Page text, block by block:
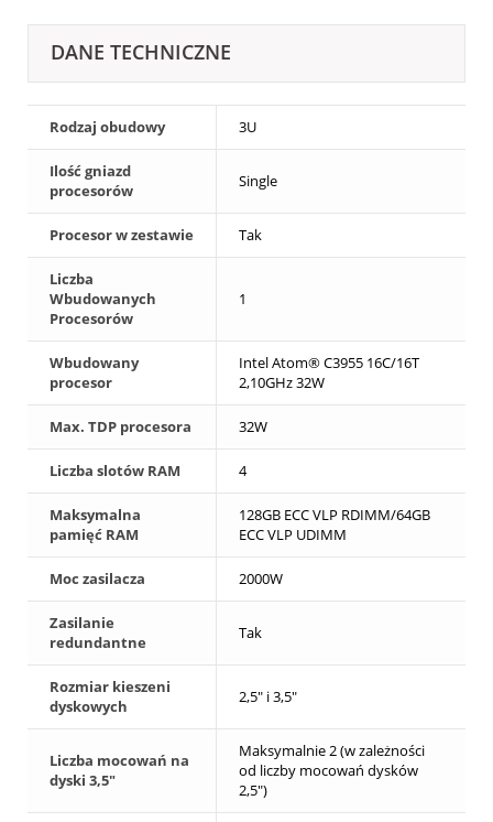
DANE TECHNICZNE
Rodzaj obudowy 3U
Ilość gniazd
procesorów
Single
Procesor w zestawie Tak
Liczba
Wbudowanych
Procesorów
1
Wbudowany
procesor
Intel Atom® C3955 16C/16T
2,10GHz 32W
Max. TDP procesora 32W
Liczba slotów RAM 4
Maksymalna
pamięć RAM
128GB ECC VLP RDIMM/64GB
ECC VLP UDIMM
Moc zasilacza 2000W
Zasilanie
redundantne
Tak
Rozmiar kieszeni
dyskowych
2,5" i 3,5"
Liczba mocowań na
dyski 3,5"
Maksymalnie 2 (w zależności
od liczby mocowań dysków
2,5")